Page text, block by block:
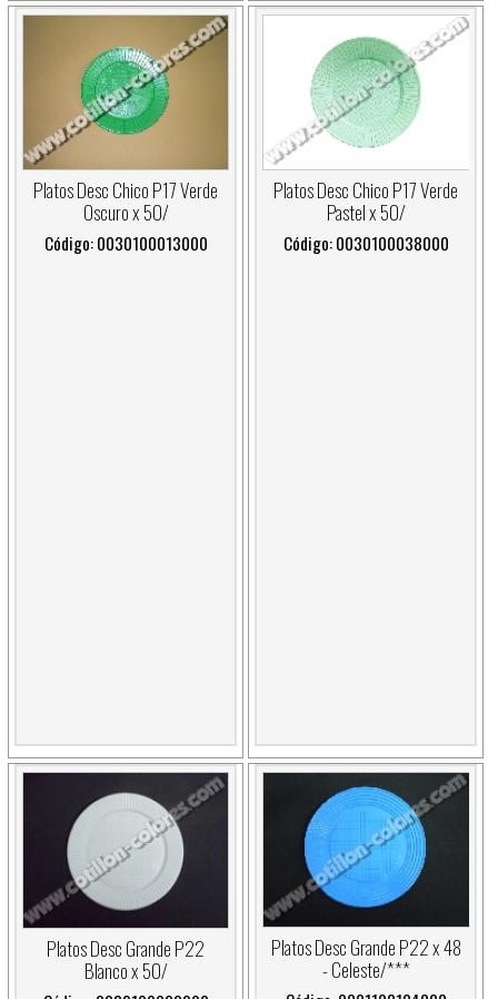
Platos Desc Chico P17 Verde
Oscuro x 50/
Código: 0030100013000
Platos Desc Chico P17 Verde
Pastel x 50/
Código: 0030100038000
Platos Desc Grande P22
Blanco x 50/
Platos Desc Grande P22 x 48
- Celeste/***